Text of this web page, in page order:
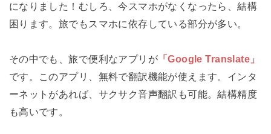
になりました！むしろ、今スマホがなくなったら、結構
困ります。旅でもスマホに依存している部分が多い。
その中でも、旅で便利なアプリが 「Google Translate」
です。このアプリ、無料で翻訳機能が使えます。インタ
ーネットがあれば、サクサク音声翻訳も可能。結構精度
も高いです。